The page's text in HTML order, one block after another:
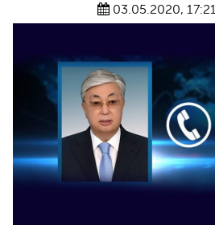
03.05.2020, 17:21